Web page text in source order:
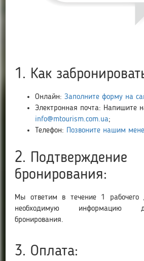
1. Как
Онлайн:Заполните форму на
Электронная почта: Напишите
info@mtourism.com.ua;
Телефон: Позвоните нашим
2. Подтверждение
бронирования:
Мы ответим в течение 1 рабочего
необходимую информацию
бронирования.
3. Оплата: